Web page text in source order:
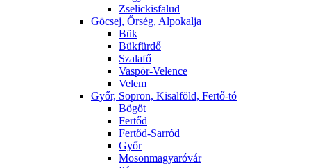
Zselickisfalud
Göcsej, Őrség, Alpokalja
Bük
Bükfürdő
Szalafő
Vaspör-Velence
Velem
Győr, Sopron, Kisalföld, Fertő-tó
Bögöt
Fertőd
Fertőd-Sarród
Győr
Mosonmagyaróvár